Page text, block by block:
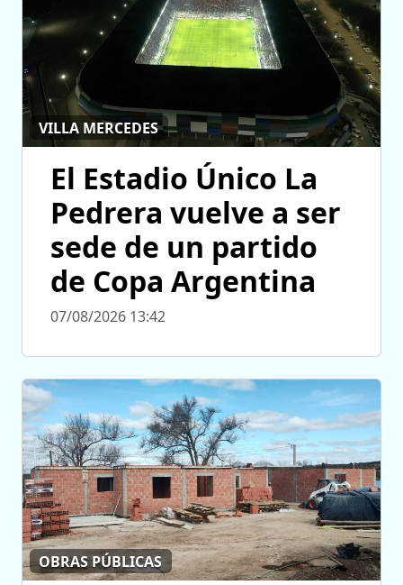
VILLA MERCEDES
El Estadio Único La
Pedrera vuelve a ser
sede de un partido
de Copa Argentina
07/08/2026 13:42
OBRAS PÚBLICAS